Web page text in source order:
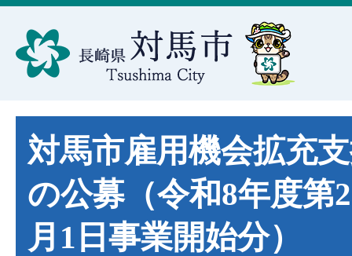
対馬市雇用機会拡充
の公募（令和8年度第
月1日事業開始分）